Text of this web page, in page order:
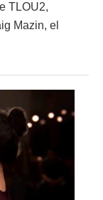
TLOU2,
Mazin, el